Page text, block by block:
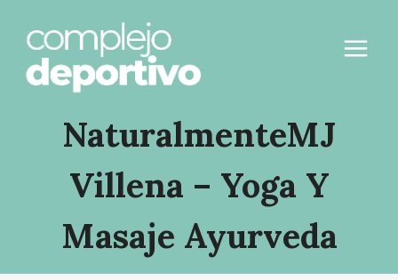
contenido
NaturalmenteMJ
Villena – Yoga Y
Masaje Ayurveda